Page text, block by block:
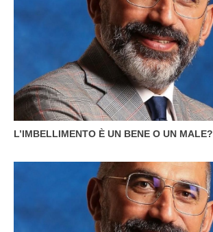
L’IMBELLIMENTO È UN BENE O UN MALE?